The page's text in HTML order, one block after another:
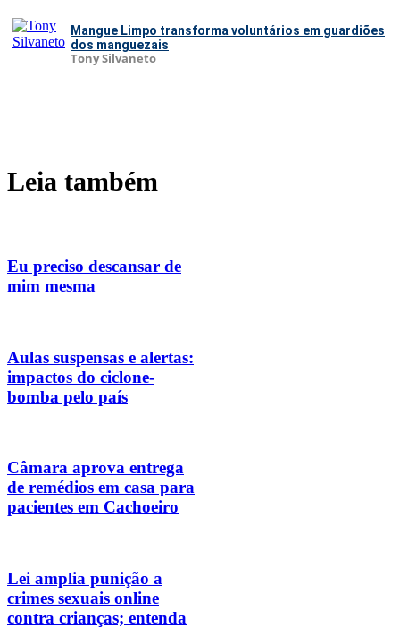
Mangue Limpo transforma voluntários em guardiões
dos manguezais
Tony Silvaneto
Leia também
Eu preciso descansar de
mim mesma
Aulas suspensas e alertas:
impactos do ciclone-
bomba pelo país
Câmara aprova entrega
de remédios em casa para
pacientes em Cachoeiro
Lei amplia punição a
crimes sexuais online
contra crianças; entenda